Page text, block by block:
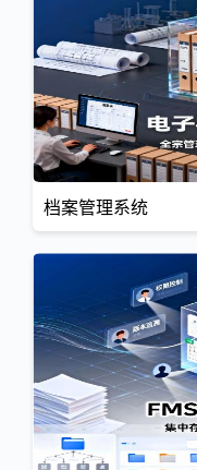
档案管理系统